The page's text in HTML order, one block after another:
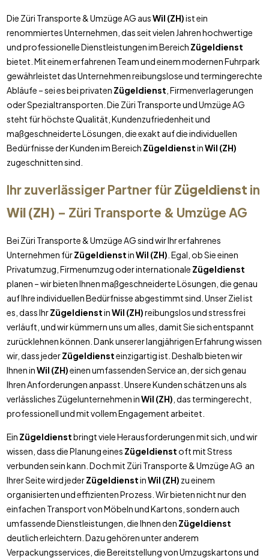
Die Züri Transporte & Umzüge AG ausWil (ZH)ist ein
renommiertes Unternehmen, das seit vielen Jahren hochwertige
und professionelle Dienstleistungen im Bereich Zügeldienst
bietet. Mit einem erfahrenen Team und einem modernen Fuhrpark
gewährleistet das Unternehmen reibungslose und termingerechte
Abläufe – sei es bei privaten Zügeldienst , Firmenverlagerungen
oder Spezialtransporten. Die Züri Transporte und Umzüge AG
steht für höchste Qualität, Kundenzufriedenheit und
maßgeschneiderte Lösungen, die exakt auf die individuellen
Bedürfnisse der Kunden im Bereich ZügeldienstinWil (ZH)
zugeschnitten sind.
Ihr zuverlässiger Partner fürZügeldienst in
Wil (ZH) – Züri Transporte & Umzüge AG
Bei Züri Transporte & Umzüge AG sind wir Ihr erfahrenes
Unternehmen fürZügeldienstinWil (ZH) . Egal, ob Sie einen
Privatumzug, Firmenumzug oder internationale Zügeldienst
planen – wir bieten Ihnen maßgeschneiderte Lösungen, die genau
auf Ihre individuellen Bedürfnisse abgestimmt sind. Unser Ziel ist
es, dass IhrZügeldienstinWil (ZH)reibungslos und stressfrei
verläuft, und wir kümmern uns um alles, damit Sie sich entspannt
zurücklehnen können. Dank unserer langjährigen Erfahrung wissen
wir, dass jederZügeldiensteinzigartig ist. Deshalb bieten wir
Ihnen inWil (ZH)einen umfassenden Service an, der sich genau
Ihren Anforderungen anpasst. Unsere Kunden schätzen uns als
verlässliches Zügelunternehmen inWil (ZH) , das termingerecht,
professionell und mit vollem Engagement arbeitet.
Ein Zügeldienstbringt viele Herausforderungen mit sich, und wir
wissen, dass die Planung eines Zügeldienstoft mit Stress
verbunden sein kann. Doch mit Züri Transporte & Umzüge AG an
Ihrer Seite wird jederZügeldienstinWil (ZH) zu einem
organisierten und effizienten Prozess. Wir bieten nicht nur den
einfachen Transport von Möbeln und Kartons, sondern auch
umfassende Dienstleistungen, die Ihnen den Zügeldienst
deutlich erleichtern. Dazu gehören unter anderem
Verpackungsservices, die Bereitstellung von Umzugskartons und